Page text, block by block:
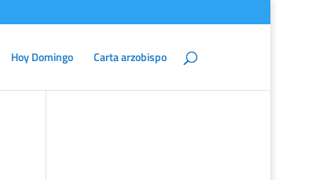
Hoy Domingo Carta arzobispo